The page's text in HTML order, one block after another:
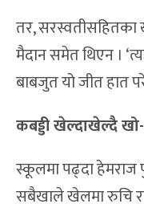
तर,
मैदान समेत थिएन ।
बाबजुत यो जीत हात
कबड्डी खेल्दाखेल्दै
स्कूलमा पढ्दा
सबैखाले खेलमा रुचि